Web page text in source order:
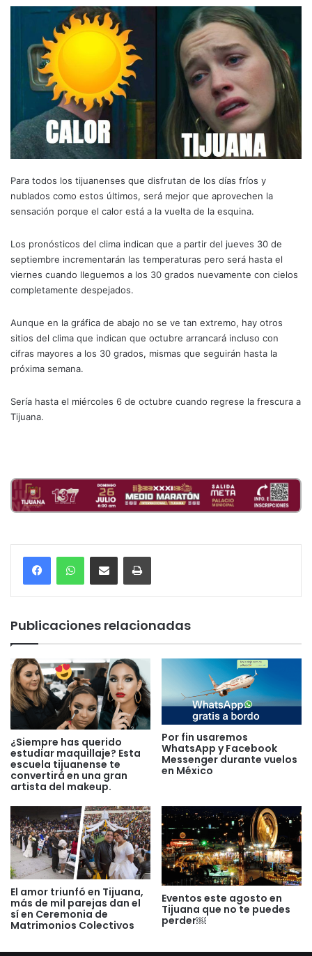
Para todos los tijuanenses que disfrutan de los días fríos y
nublados como estos últimos, será mejor que aprovechen la
sensación porque el calor está a la vuelta de la esquina.
Los pronósticos del clima indican que a partir del jueves 30 de
septiembre incrementarán las temperaturas pero será hasta el
viernes cuando lleguemos a los 30 grados nuevamente con cielos
completamente despejados.
Aunque en la gráfica de abajo no se ve tan extremo, hay otros
sitios del clima que indican que octubre arrancará incluso con
cifras mayores a los 30 grados, mismas que seguirán hasta la
próxima semana.
Sería hasta el miércoles 6 de octubre cuando regrese la frescura a
Tijuana.
Compartir por correo electrónicoImprimir
Publicaciones relacionadas
¿Siempre has querido
estudiar maquillaje? Esta
escuela tijuanense te
convertirá en una gran
artista del makeup.
Por fin usaremos
WhatsApp y Facebook
Messenger durante vuelos
en México
El amor triunfó en Tijuana,
más de mil parejas dan el
sí en Ceremonia de
Matrimonios Colectivos
Eventos este agosto en
Tijuana que no te puedes
perder￼